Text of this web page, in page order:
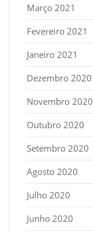
Março 2021
Fevereiro 2021
Janeiro 2021
Dezembro 2020
Novembro 2020
Outubro 2020
Setembro 2020
Agosto 2020
Julho 2020
Junho 2020